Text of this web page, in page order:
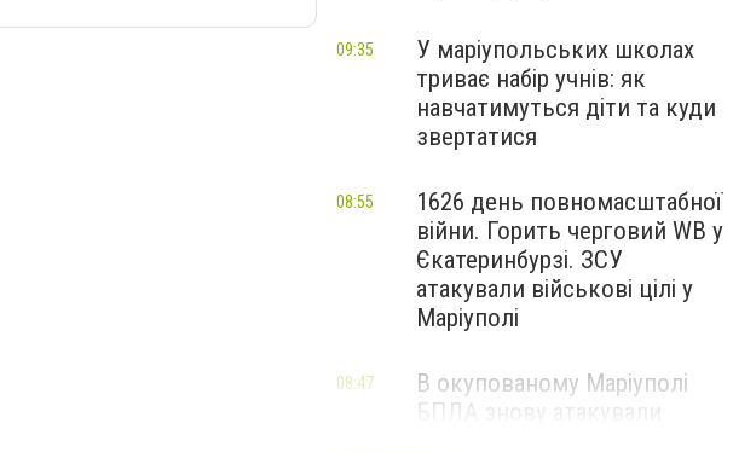
У маріупольських школах
триває набір учнів: як
навчатимуться діти та куди
звертатися
09:35
1626 день повномасштабної
війни. Горить черговий WB у
Єкатеринбурзі. ЗСУ
атакували військові цілі у
Маріуполі
08:55
В окупованому Маріуполі
БПЛА знову атакували
08:47